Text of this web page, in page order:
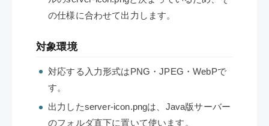
の仕様に合わせて出力します。
対象環境
対応する入力形式はPNG・JPEG・WebPで
す。
出力したserver-icon.pngは、Java版サーバー
のフォルダ直下に置いて使います。